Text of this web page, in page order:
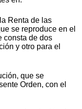
Renta de las
se reproduce en el
consta de dos
y otro para el
que se
Orden, con el